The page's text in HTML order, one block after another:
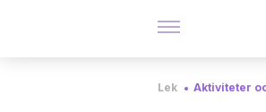
Lek Aktiviteter